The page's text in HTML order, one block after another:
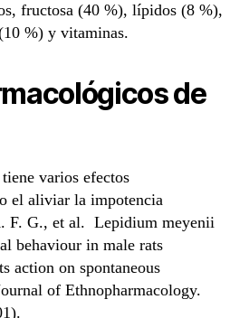
fructosa (40 %), lípidos (8 %),
%) y vitaminas.
de
tiene varios efectos
el aliviar la impotencia
F. G., et al. Lepidium meyenii
behaviour in male rats
action on spontaneous
of Ethnopharmacology.